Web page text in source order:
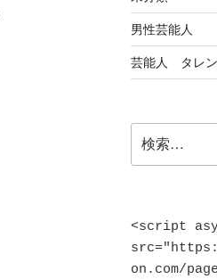
男性芸能人
芸能人 タレン
索:
<script
on.com/